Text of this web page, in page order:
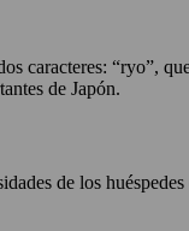
caracteres: “ryo”,
de Japón.
de los